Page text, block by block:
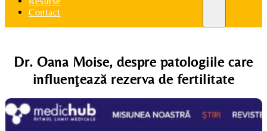
Contact
Dr. Oana Moise, despre patologiile care
influenţează rezerva de fertilitate